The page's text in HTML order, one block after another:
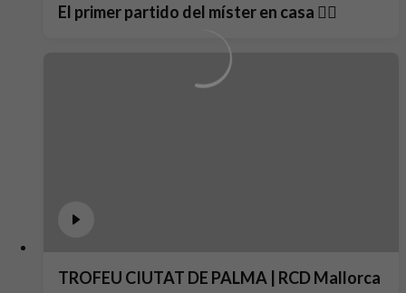
El primer partido del míster en casa ❤️‍🔥
TROFEU CIUTAT DE PALMA | RCD Mallorca